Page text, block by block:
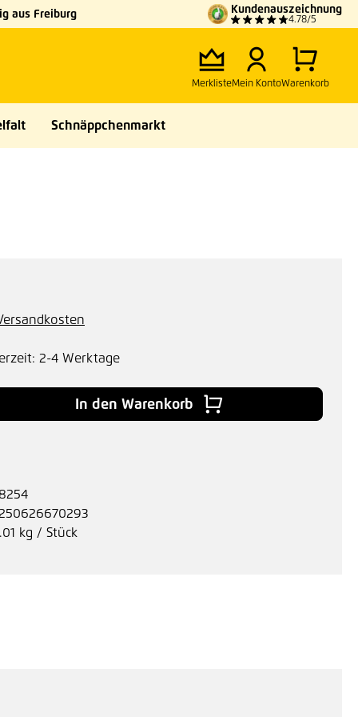
aus Freiburg Kundenauszeichnung
4.78/5
MerklisteMein KontoWarenkorb
Schnäppchenmarkt
2-4 Werktage
den gewünschten Wert ein oder
In den Warenkorb
kg / Stück